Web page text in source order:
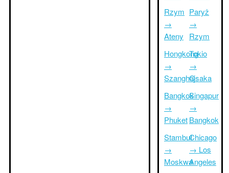
Rzym
→
Ateny
Hongkong
→
Szanghaj
Bangkok
→
Phuket
Stambuł
→
Moskwa
Paryż
→
Rzym
Tokio
→
Osaka
Singapur
→
Bangkok
Chicago
→ Los
Angeles